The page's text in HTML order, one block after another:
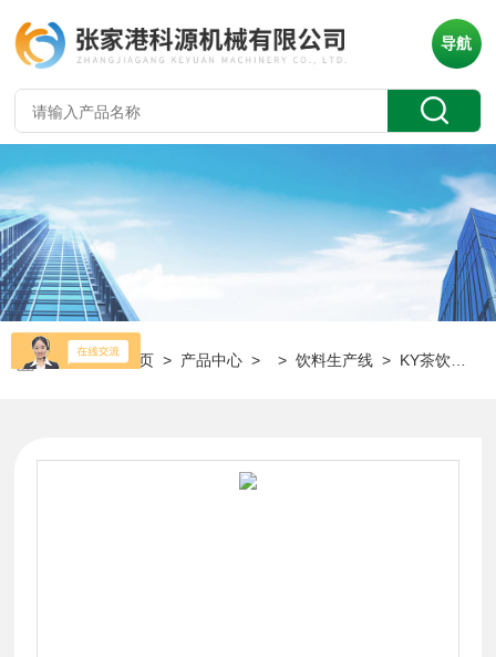
导航
当前位置：首页 > 产品中心 > >饮料生产线 > KY茶饮料灌装生产线设备